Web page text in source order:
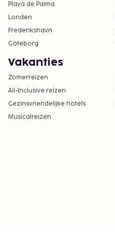
Playa de Palma
Londen
Frederikshavn
Göteborg
Vakanties
Zomerreizen
All-Inclusive reizen
Gezinsvriendelijke hotels
Musicalreizen